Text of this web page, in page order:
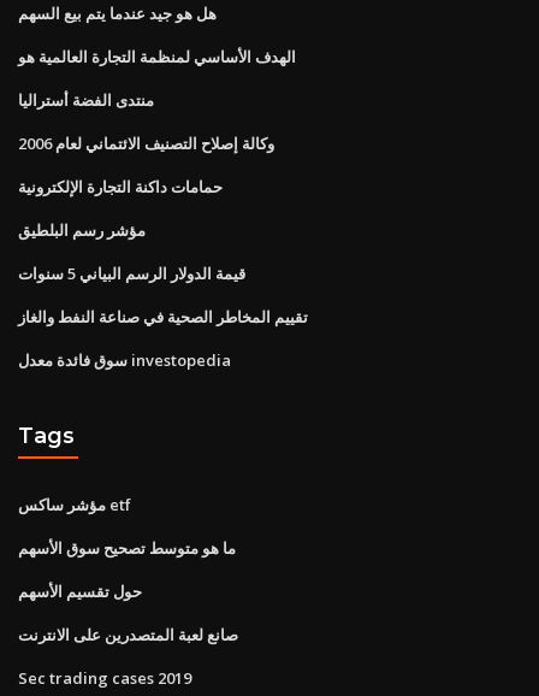
هل هو جيد عندما يتم بيع السهم
الهدف الأساسي لمنظمة التجارة العالمية هو
منتدى الفضة أستراليا
وكالة إصلاح التصنيف الائتماني لعام 2006
حمامات داكنة التجارة الإلكترونية
مؤشر رسم البلطيق
قيمة الدولار الرسم البياني 5 سنوات
تقييم المخاطر الصحية في صناعة النفط والغاز
سوق فائدة معدل investopedia
Tags
مؤشر ساكس etf
ما هو متوسط ​​تصحيح سوق الأسهم
حول تقسيم الأسهم
صانع لعبة المتصدرين على الانترنت
Sec trading cases 2019